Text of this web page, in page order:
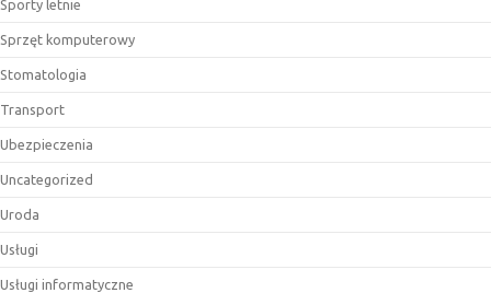
Sporty letnie
Sprzęt komputerowy
Stomatologia
Transport
Ubezpieczenia
Uncategorized
Uroda
Usługi
Usługi informatyczne